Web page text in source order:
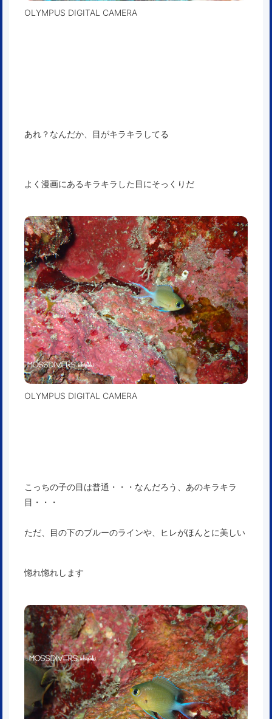
OLYMPUS DIGITAL CAMERA
あれ？なんだか、目がキラキラしてる
よく漫画にあるキラキラした目にそっくりだ
OLYMPUS DIGITAL CAMERA
こっちの子の目は普通・・・なんだろう、あのキラキラ
目・・・
ただ、目の下のブルーのラインや、ヒレがほんとに美しい
惚れ惚れします